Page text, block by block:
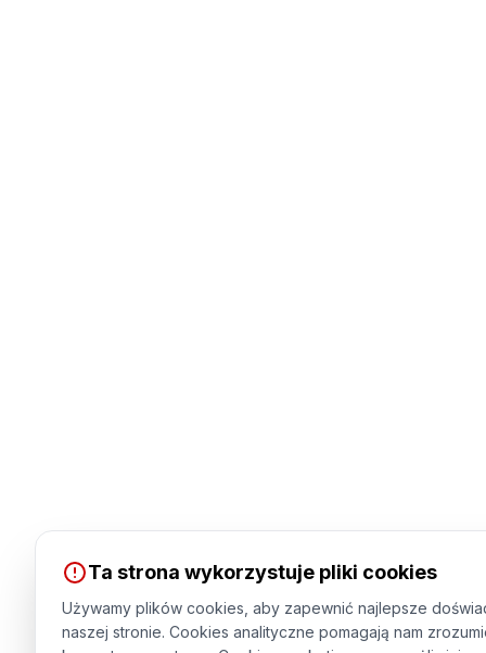
Ta strona wykorzystuje pliki cookies
Używamy plików cookies, aby zapewnić najlepsze
naszej stronie. Cookies analityczne pomagają nam